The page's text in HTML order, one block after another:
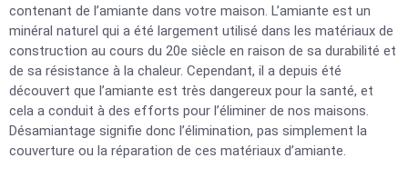
contenant de l’amiante dans votre maison. L’amiante est un
minéral naturel qui a été largement utilisé dans les matériaux de
construction au cours du 20e siècle en raison de sa durabilité et
de sa résistance à la chaleur. Cependant, il a depuis été
découvert que l’amiante est très dangereux pour la santé, et
cela a conduit à des efforts pour l’éliminer de nos maisons.
Désamiantage signifie donc l’élimination, pas simplement la
couverture ou la réparation de ces matériaux d’amiante.